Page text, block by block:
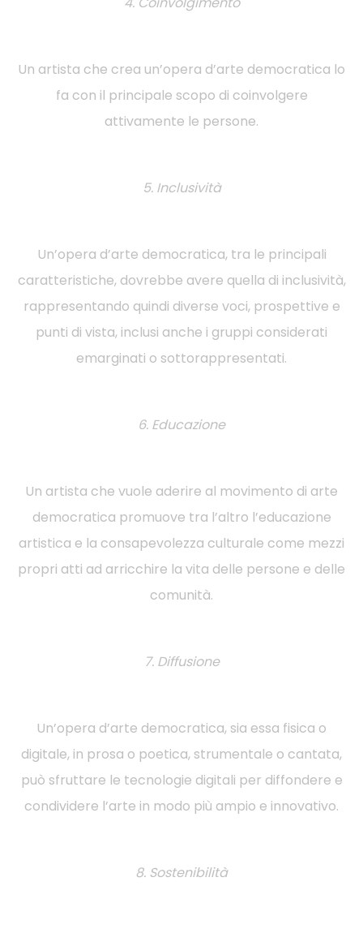
Un artista che crea un’opera d’arte democratica lo
fa con il principale scopo di coinvolgere
attivamente le persone.
5. Inclusività
Un’opera d’arte democratica, tra le principali
caratteristiche, dovrebbe avere quella di inclusività,
rappresentando quindi diverse voci, prospettive e
punti di vista, inclusi anche i gruppi considerati
emarginati o sottorappresentati.
6. Educazione
Un artista che vuole aderire al movimento di arte
democratica promuove tra l’altro l’educazione
artistica e la consapevolezza culturale come mezzi
propri atti ad arricchire la vita delle persone e delle
comunità.
7. Diffusione
Un’opera d’arte democratica, sia essa fisica o
digitale, in prosa o poetica, strumentale o cantata,
può sfruttare le tecnologie digitali per diffondere e
condividere l’arte in modo più ampio e innovativo.
8. Sostenibilità